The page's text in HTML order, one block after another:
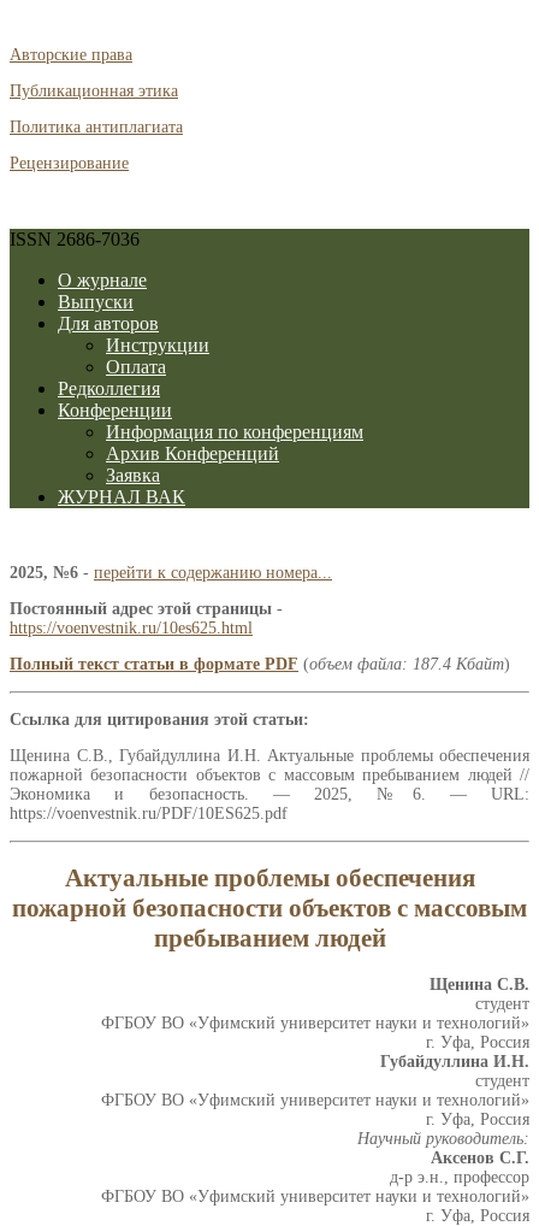
Авторские права
Публикационная этика
Политика антиплагиата
Рецензирование
ISSN 2686-7036
О журнале
Выпуски
Для авторов
Инструкции
Оплата
Редколлегия
Конференции
Информация по конференциям
Архив Конференций
Заявка
ЖУРНАЛ ВАК
2025, №6 - перейти к содержанию номера...
Постоянный адрес этой страницы -
https://voenvestnik.ru/10es625.html
Полный текст статьи в формате PDF (объем файла: 187.4 Кбайт)
Ссылка для цитирования этой статьи:
Щенина С.В., Губайдуллина И.Н. Актуальные проблемы обеспечения
пожарной безопасности объектов с массовым пребыванием людей //
Экономика и безопасность. — 2025, №6. — URL:
https://voenvestnik.ru/PDF/10ES625.pdf
Актуальные проблемы обеспечения
пожарной безопасности объектов с массовым
пребыванием людей
Щенина С.В.
студент
ФГБОУ ВО «Уфимский университет науки и технологий»
г. Уфа, Россия
Губайдуллина И.Н.
студент
ФГБОУ ВО «Уфимский университет науки и технологий»
г. Уфа, Россия
Научный руководитель:
Аксенов С.Г.
д-р э.н., профессор
ФГБОУ ВО «Уфимский университет науки и технологий»
г. Уфа, Россия